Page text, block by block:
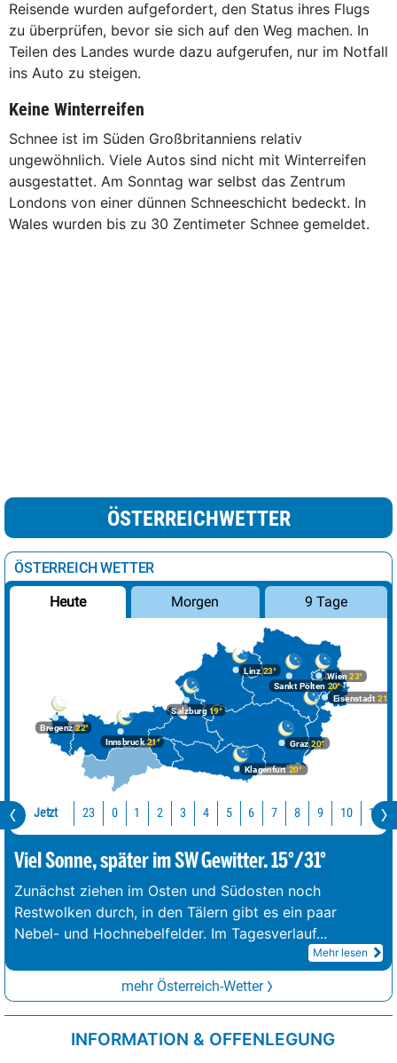
Reisende wurden aufgefordert, den Status ihres Flugs
zu überprüfen, bevor sie sich auf den Weg machen. In
Teilen des Landes wurde dazu aufgerufen, nur im Notfall
ins Auto zu steigen.
Keine Winterreifen
Schnee ist im Süden Großbritanniens relativ
ungewöhnlich. Viele Autos sind nicht mit Winterreifen
ausgestattet. Am Sonntag war selbst das Zentrum
Londons von einer dünnen Schneeschicht bedeckt. In
Wales wurden bis zu 30 Zentimeter Schnee gemeldet.
ÖSTERREICHWETTER
ÖSTERREICH WETTER
Heute Morgen 9 Tage
Bregenz22°
Graz20°
Innsbruck21°
Klagenfurt 20°
Linz23°
Salzburg19°
Wien 23°
Eisenstadt 21°
Sankt Pölten 20°
Jetzt 23 0 1 2 3 4 5 6 7 8 9 10 11
Viel Sonne, später im SW Gewitter. 15°/31°
Zunächst ziehen im Osten und Südosten noch
Restwolken durch, in den Tälern gibt es ein paar
Nebel- und Hochnebelfelder. Im Tagesverlauf...
Mehr lesen
mehr Österreich-Wetter
INFORMATION & OFFENLEGUNG